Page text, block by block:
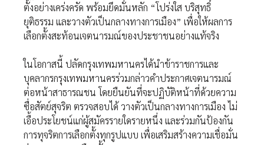
ตั้งอย่างเคร่งครัด พร้อมยึดมั่นหลัก “โปร่งใส บริสุทธิ์
ยุติธรรม และวางตัวเป็นกลางทางการเมือง” เพื่อให้ผลการ
เลือกตั้งสะท้อนเจตนารมณ์ของประชาชนอย่างแท้จริง
ในโอกาสนี้ ปลัดกรุงเทพมหานครได้นำข้าราชการและ
บุคลากรกรุงเทพมหานครร่วมกล่าวคำประกาศเจตนารมณ์
ต่อหน้าสาธารณชน โดยยืนยันที่จะปฏิบัติหน้าที่ด้วยความ
ซื่อสัตย์สุจริต ตรวจสอบได้ วางตัวเป็นกลางทางการเมือง ไม่
เอื้อประโยชน์แก่ผู้สมัครรายใดรายหนึ่ง และร่วมกันป้องกัน
การทุจริตการเลือกตั้งทุกรูปแบบ เพื่อเสริมสร้างความเชื่อมั่น